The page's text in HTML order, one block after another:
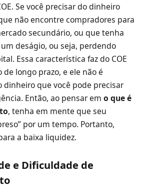
Se você precisar do dinheiro
não encontre compradores para
secundário, ou que tenha
deságio, ou seja, perdendo
Essa característica faz do COE
longo prazo, e ele não é
dinheiro que você pode precisar
Então, ao pensar em o que é
, tenha em mente que seu
por um tempo. Portanto,
a baixa liquidez.
e Dificuldade de